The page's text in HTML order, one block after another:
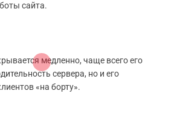
сайта.
медленно, чаще всего его
сервера, но и его
«на борту».